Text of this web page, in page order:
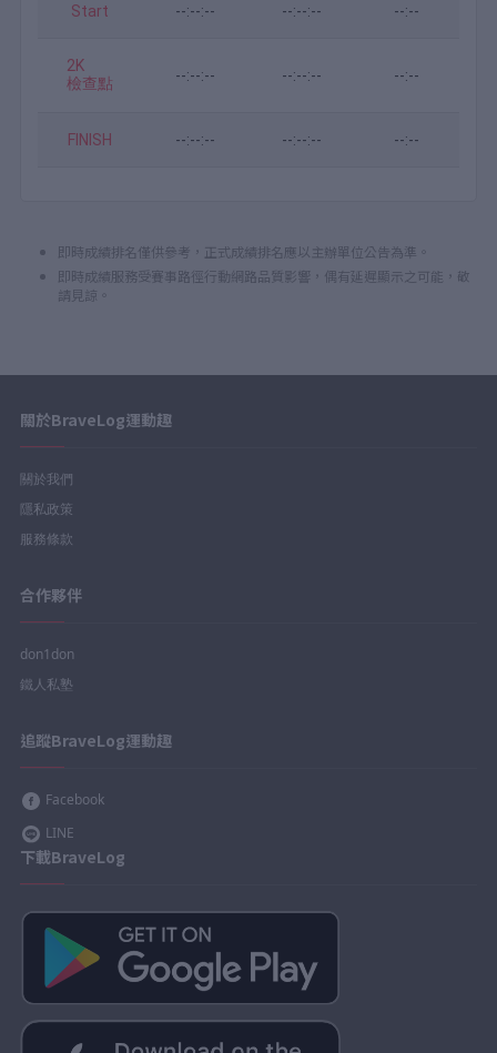
Start --:--:-- --:--:-- --:--
2K
檢查點
--:--:-- --:--:-- --:--
FINISH --:--:-- --:--:-- --:--
即時成績排名僅供參考，正式成績排名應以主辦單位公告為準。
即時成績服務受賽事路徑行動網路品質影響，偶有延遲顯示之可能，敬
請見諒。
關於BraveLog運動趣
關於我們
隱私政策
服務條款
合作夥伴
don1don
鐵人私塾
追蹤BraveLog運動趣
Facebook
LINE
下載BraveLog